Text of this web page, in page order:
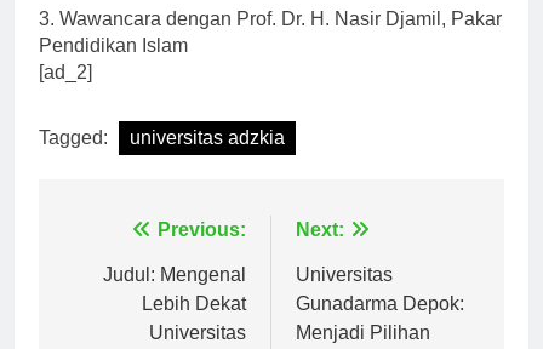
3. Wawancara dengan Prof. Dr. H. Nasir Djamil, Pakar
Pendidikan Islam
[ad_2]
Tagged: universitas adzkia
Navigasi
pos
Previous:
Judul: Mengenal
Lebih Dekat
Universitas
Next:
Universitas
Gunadarma Depok:
Menjadi Pilihan